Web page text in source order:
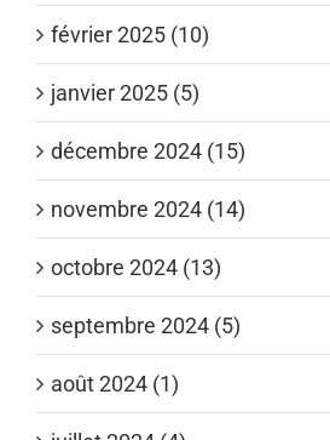
février 2025 (10)
janvier 2025 (5)
décembre 2024 (15)
novembre 2024 (14)
octobre 2024 (13)
septembre 2024 (5)
août 2024 (1)